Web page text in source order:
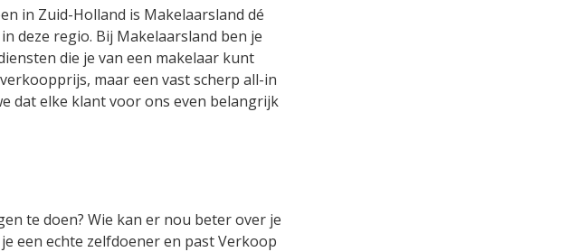
in Zuid-Holland is Makelaarsland dé
in deze regio. Bij Makelaarsland ben je
die je van een makelaar kunt
maar een vast scherp all-in
dat elke klant voor ons even belangrijk
te doen? Wie kan er nou beter over je
een echte zelfdoener en past Verkoop